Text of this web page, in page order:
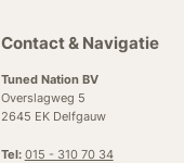
Contact & Navigatie
Tuned Nation BV
Overslagweg 5
2645 EK Delfgauw
Tel: 015 - 310 70 34